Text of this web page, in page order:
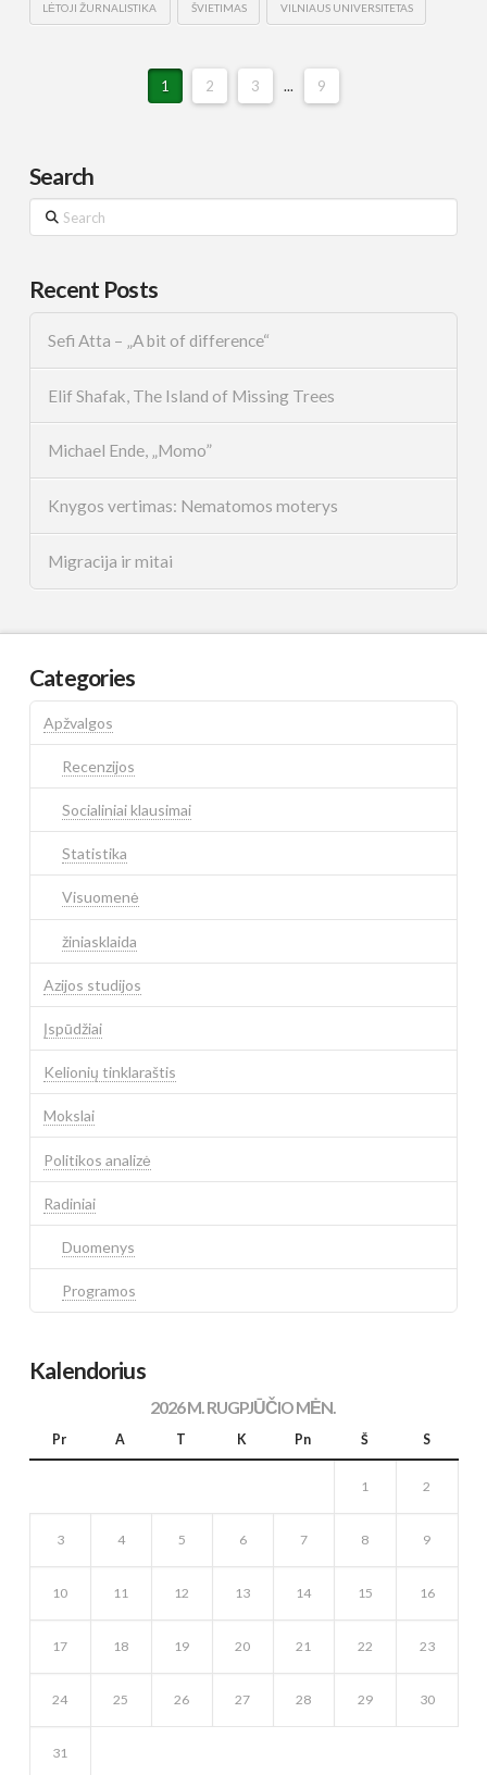
LĖTOJI ŽURNALISTIKA ŠVIETIMAS VILNIAUS UNIVERSITETAS
1 2 3 ... 9
Search
Search
Recent Posts
Sefi Atta – „A bit of difference“
Elif Shafak, The Island of Missing Trees
Michael Ende, „Momo”
Knygos vertimas: Nematomos moterys
Migracija ir mitai
Categories
Apžvalgos
Recenzijos
Socialiniai klausimai
Statistika
Visuomenė
žiniasklaida
Azijos studijos
Įspūdžiai
Kelionių tinklaraštis
Mokslai
Politikos analizė
Radiniai
Duomenys
Programos
Kalendorius
2026 M. RUGPJŪČIO MĖN.
Pr A T K Pn Š S
1 2
3 4 5 6 7 8 9
10 11 12 13 14 15 16
17 18 19 20 21 22 23
24 25 26 27 28 29 30
31